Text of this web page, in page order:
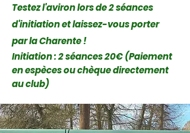
Testez l'aviron lors de 2 séances
d'initiation et laissez-vous porter
par la Charente !
Initiation : 2 séances 20€ (Paiement
en espèces ou chèque directement
au club)